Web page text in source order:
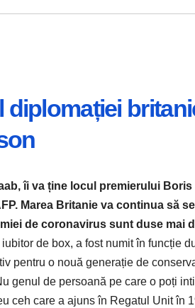
diplomației
îi va ține locul premierului
Marea Britanie va continua să
de coronavirus sunt duse mai
de box, a fost numit în funcție
pentru o nouă generație de
genul de persoană pe care o poți
ceh care a ajuns în Regatul Unit în